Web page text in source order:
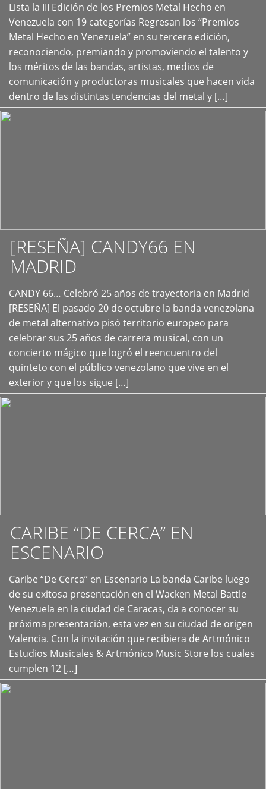
Lista la III Edición de los Premios Metal Hecho en
Venezuela con 19 categorías Regresan los “Premios
Metal Hecho en Venezuela” en su tercera edición,
reconociendo, premiando y promoviendo el talento y
los méritos de las bandas, artistas, medios de
comunicación y productoras musicales que hacen vida
dentro de las distintas tendencias del metal y […]
+
[RESEÑA] CANDY66 EN
MADRID
CANDY 66… Celebró 25 años de trayectoria en Madrid
[RESEÑA] El pasado 20 de octubre la banda venezolana
de metal alternativo pisó territorio europeo para
celebrar sus 25 años de carrera musical, con un
concierto mágico que logró el reencuentro del
quinteto con el público venezolano que vive en el
exterior y que los sigue […]
+
CARIBE “DE CERCA” EN
ESCENARIO
Caribe “De Cerca” en Escenario La banda Caribe luego
de su exitosa presentación en el Wacken Metal Battle
Venezuela en la ciudad de Caracas, da a conocer su
próxima presentación, esta vez en su ciudad de origen
Valencia. Con la invitación que recibiera de Artmónico
Estudios Musicales & Artmónico Music Store los cuales
cumplen 12 […]
+